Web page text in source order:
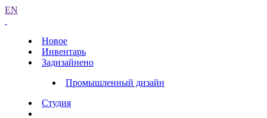
EN
Новое
Инвентарь
Задизайнено
Промышленный дизайн
Студия